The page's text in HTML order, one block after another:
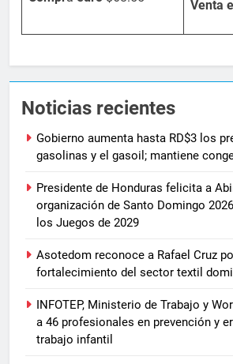
Venta
Noticias recientes
Gobierno aumenta hasta RD$3 los
gasolinas y el gasoil; mantiene
Presidente de Honduras felicita a
organización de Santo Domingo
los Juegos de 2029
Asotedom reconoce a Rafael Cruz
fortalecimiento del sector textil
INFOTEP, Ministerio de Trabajo y
a 46 profesionales en prevención y
trabajo infantil